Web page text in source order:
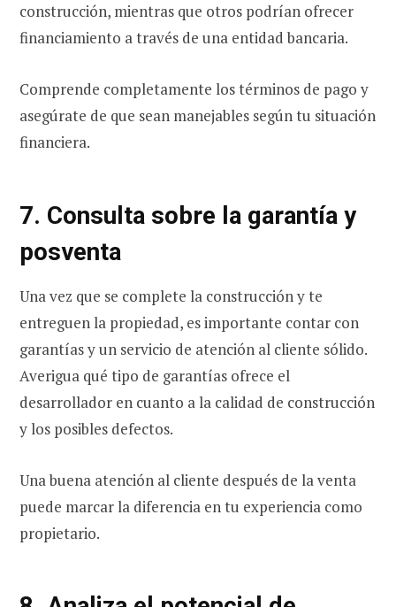
construcción, mientras que otros podrían ofrecer
financiamiento a través de una entidad bancaria.
Comprende completamente los términos de pago y
asegúrate de que sean manejables según tu situación
financiera.
7. Consulta sobre la garantía y
posventa
Una vez que se complete la construcción y te
entreguen la propiedad, es importante contar con
garantías y un servicio de atención al cliente sólido.
Averigua qué tipo de garantías ofrece el
desarrollador en cuanto a la calidad de construcción
y los posibles defectos.
Una buena atención al cliente después de la venta
puede marcar la diferencia en tu experiencia como
propietario.